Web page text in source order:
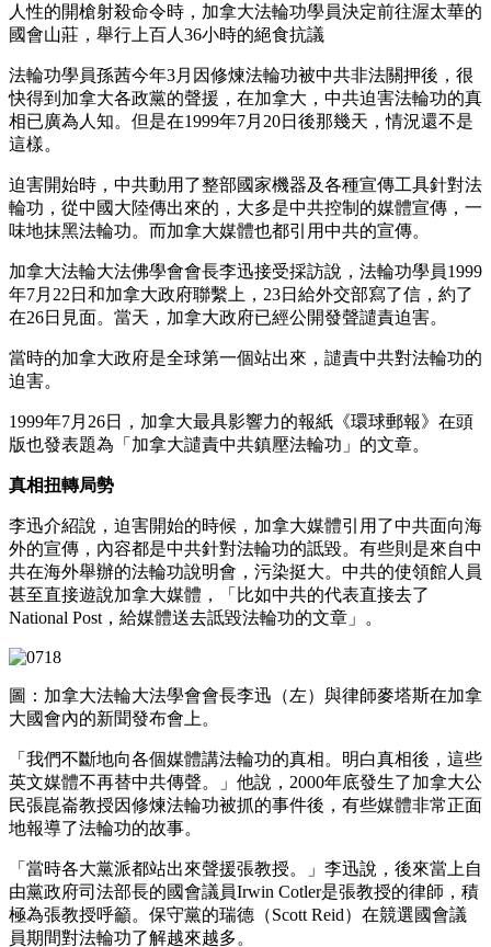
人性的開槍射殺命令時，加拿大法輪功學員決定前往渥太華的
國會山莊，舉行上百人36小時的絕食抗議
法輪功學員孫茜今年3月因修煉法輪功被中共非法關押後，很
快得到加拿大各政黨的聲援，在加拿大，中共迫害法輪功的真
相已廣為人知。但是在1999年7月20日後那幾天，情況還不是
這樣。
迫害開始時，中共動用了整部國家機器及各種宣傳工具針對法
輪功，從中國大陸傳出來的，大多是中共控制的媒體宣傳，一
味地抹黑法輪功。而加拿大媒體也都引用中共的宣傳。
加拿大法輪大法佛學會會長李迅接受採訪說，法輪功學員1999
年7月22日和加拿大政府聯繫上，23日給外交部寫了信，約了
在26日見面。當天，加拿大政府已經公開發聲譴責迫害。
當時的加拿大政府是全球第一個站出來，譴責中共對法輪功的
迫害。
1999年7月26日，加拿大最具影響力的報紙《環球郵報》在頭
版也發表題為「加拿大譴責中共鎮壓法輪功」的文章。
真相扭轉局勢
李迅介紹說，迫害開始的時候，加拿大媒體引用了中共面向海
外的宣傳，內容都是中共針對法輪功的詆毀。有些則是來自中
共在海外舉辦的法輪功說明會，污染挺大。中共的使領館人員
甚至直接遊說加拿大媒體，「比如中共的代表直接去了
National Post，給媒體送去詆毀法輪功的文章」。
圖：加拿大法輪大法學會會長李迅（左）與律師麥塔斯在加拿
大國會內的新聞發布會上。
「我們不斷地向各個媒體講法輪功的真相。明白真相後，這些
英文媒體不再替中共傳聲。」他說，2000年底發生了加拿大公
民張崑崙教授因修煉法輪功被抓的事件後，有些媒體非常正面
地報導了法輪功的故事。
「當時各大黨派都站出來聲援張教授。」李迅說，後來當上自
由黨政府司法部長的國會議員Irwin Cotler是張教授的律師，積
極為張教授呼籲。保守黨的瑞德（Scott Reid）在競選國會議
員期間對法輪功了解越來越多。